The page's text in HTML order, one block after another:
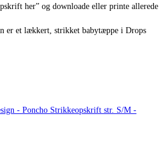
her” og downloade eller printe allerede
er et lækkert, strikket babytæppe i Drops